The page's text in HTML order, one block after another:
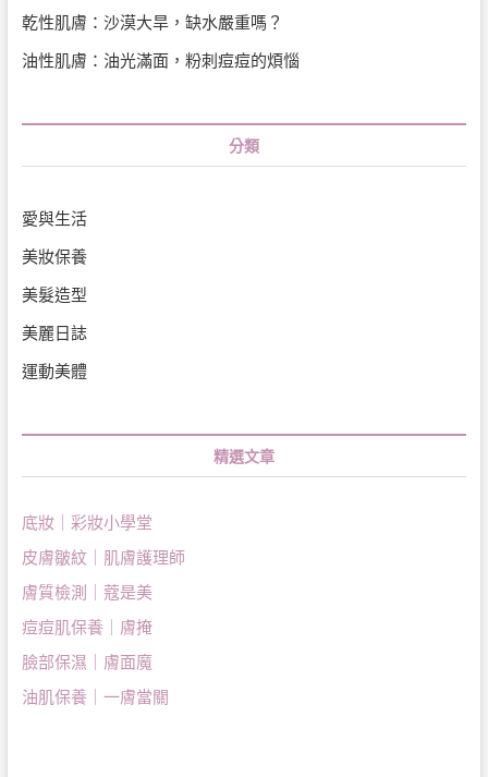
乾性肌膚：沙漠大旱，缺水嚴重嗎？
油性肌膚：油光滿面，粉刺痘痘的煩惱
分類
愛與生活
美妝保養
美髮造型
美麗日誌
運動美體
精選文章
底妝｜彩妝小學堂
皮膚皺紋｜肌膚護理師
膚質檢測｜蔻是美
痘痘肌保養｜膚掩
臉部保濕｜膚面魔
油肌保養｜一膚當關